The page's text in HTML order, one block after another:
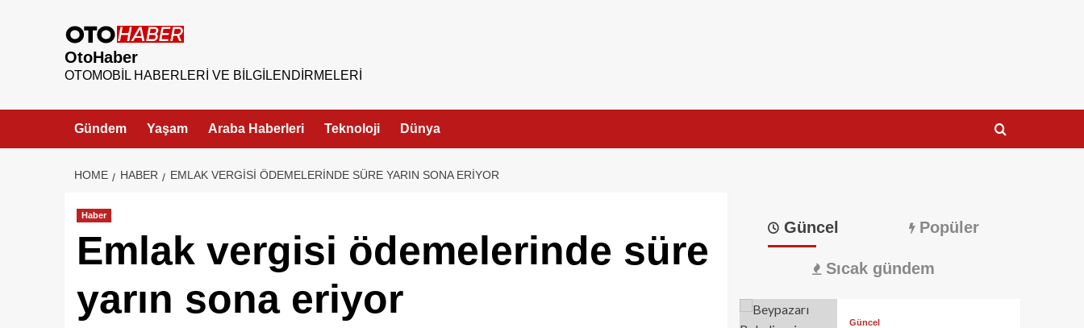
OtoHaber
OTOMOBIL HABERLERI VE BILGILENDIRMELERI
Gündem Yaşam Araba Haberleri Teknoloji Dünya
HOME HABER EMLAK VERGISI ÖDEMELERINDE SÜRE YARIN SONA ERIYOR
Haber
Emlak vergisi ödemelerinde süre
yarın sona eriyor
Güncel Popüler
Sıcak gündem
Güncel